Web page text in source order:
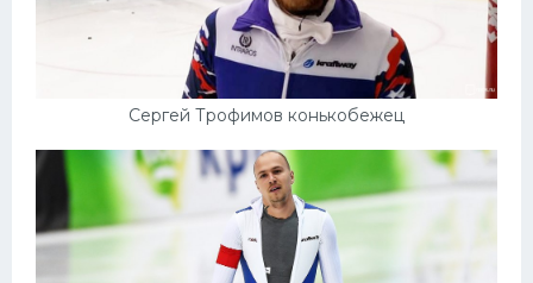
Сергей Трофимов конькобежец